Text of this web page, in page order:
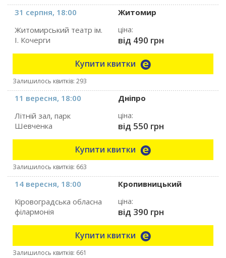
31 серпня, 18:00
Житомир
Житомирський театр ім.
І. Кочерги
ціна:
від 490 грн
Купити квитки
Залишилось квитків: 293
11 вересня, 18:00
Дніпро
Літній зал, парк
Шевченка
ціна:
від 550 грн
Купити квитки
Залишилось квитків: 663
14 вересня, 18:00
Кропивницький
Кіровоградська обласна
філармонія
ціна:
від 390 грн
Купити квитки
Залишилось квитків: 661